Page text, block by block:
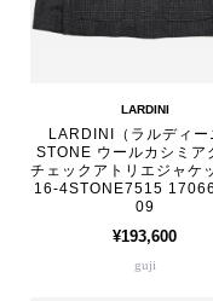
LARDINI
LARDINI（ラルディー
STONE ウールカシミア
チェックアトリエジャケ
16-4STONE7515
09
¥193,600
guji